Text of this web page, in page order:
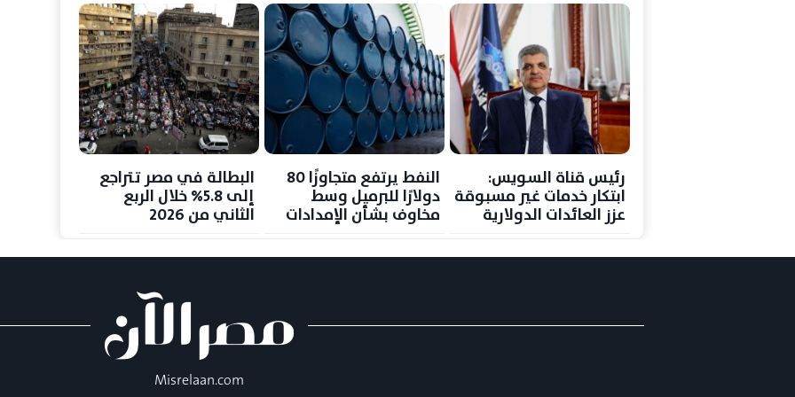
المستخدمين
رئيس قناة السويس:
ابتكار خدمات غير مسبوقة
عزز العائدات الدولارية
النفط يرتفع متجاوزًا 80
دولارًا للبرميل وسط
مخاوف بشأن الإمدادات
البطالة في مصر تتراجع
إلى 5.8% خلال الربع
الثاني من 2026
Misrelaan.com